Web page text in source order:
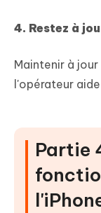
4. Restez à
Maintenir à
l'opérateur
Partie